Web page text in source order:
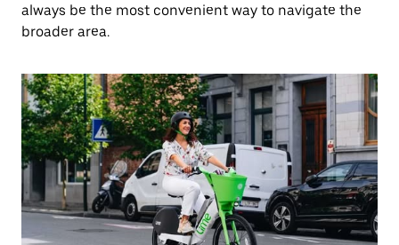
always be the most convenient way to navigate the
broader area.